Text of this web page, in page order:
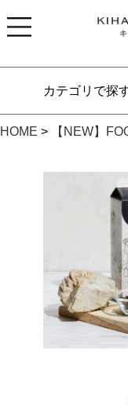
カテゴリで探
HOME 【NEW】